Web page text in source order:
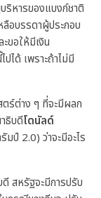
ริหารของแบงก์ชาติ
ลือบรรดาผู้ประกอบ
ขอให้มีเงิน
ได้ เพราะถ้าไม่มี
ร์ต่าง ๆ ที่จะมีผลก
ธิบดีโดนัลด์
มป์ 2.0) ว่าจะมีอะไร
ดี สหรัฐจะมีการปรับ